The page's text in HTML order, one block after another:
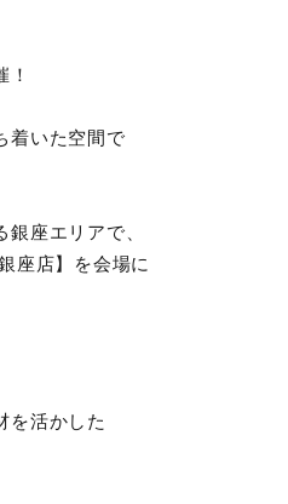
！
着いた空間で
座エリアで、
座店】を会場に
を活かした